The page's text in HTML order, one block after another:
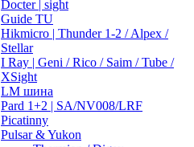
Docter | sight
Guide TU
Hikmicro | Thunder 1-2 / Alpex /
Stellar
I Ray | Geni / Rico / Saim / Tube /
XSight
LM шина
Pard 1+2 | SA/NV008/LRF
Picatinny
Pulsar & Yukon